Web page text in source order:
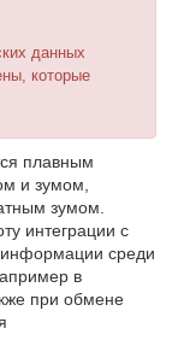
данных
которые
плавным
и зумом,
зумом.
интеграции с
среди
в
при обмене